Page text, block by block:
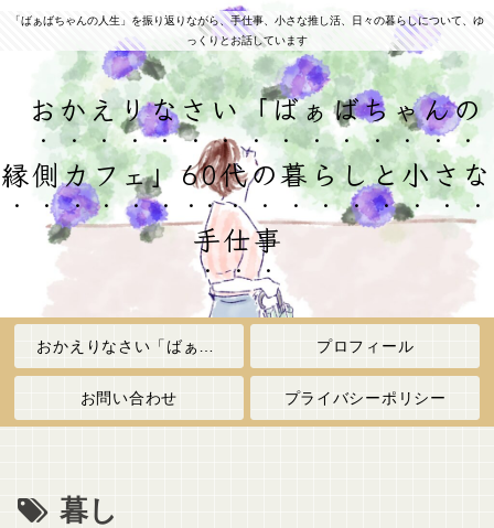
「ばぁばちゃんの人生」を振り返りながら、手仕事、小さな推し活、日々の暮らしについて、ゆ
っくりとお話しています
おかえりなさい「ばぁばちゃんの
縁側カフェ」60代の暮らしと小さな
手仕事
プロフィール
お問い合わせ プライバシーポリシー
暮し